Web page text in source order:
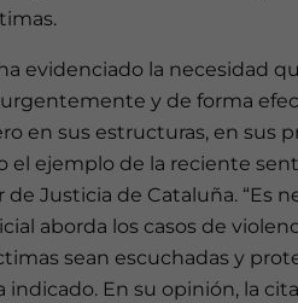
evidenciado la necesidad
y de forma
en sus estructuras, en sus
el ejemplo de la reciente
Justicia de Cataluña. “Es
aborda los casos de
sean escuchadas y
indicado. En su opinión, la